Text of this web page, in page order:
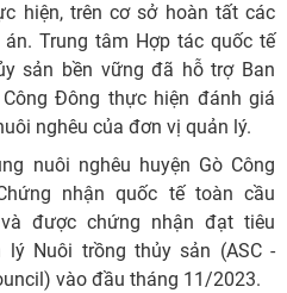
hiện, trên cơ sở hoàn tất các
Trung tâm Hợp tác quốc tế
sản bền vững đã hỗ trợ Ban
Đông thực hiện đánh giá
nghêu của đơn vị quản lý.
nuôi nghêu huyện Gò Công
nhận quốc tế toàn cầu
được chứng nhận đạt tiêu
lý Nuôi trồng thủy sản (ASC -
vào đầu tháng 11/2023.